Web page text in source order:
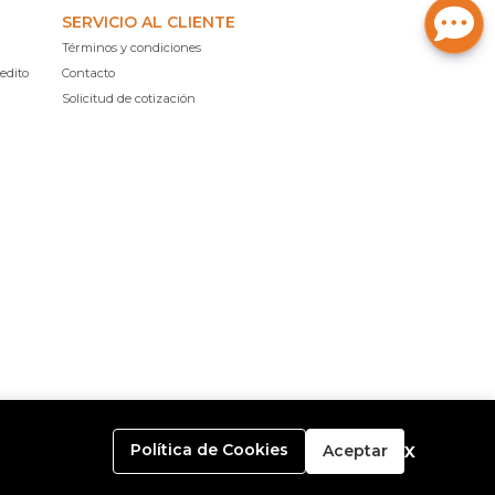
SERVICIO AL CLIENTE
Términos y condiciones
Contacto
Solicitud de cotización
Política de Cookies Aceptar x